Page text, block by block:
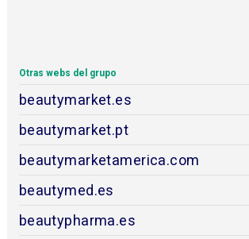
Otras webs del grupo
beautymarket.es
beautymarket.pt
beautymarketamerica.com
beautymed.es
beautypharma.es